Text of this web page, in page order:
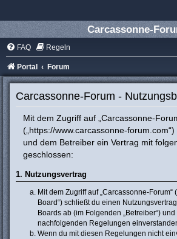
Carcassonne-
FAQ Regeln
Portal Forum
Carcassonne-Forum -
Mit dem Zugriff auf „Carcassonne-
(„https://www.carcassonne-
und dem Betreiber ein Vertrag mit
geschlossen:
1. Nutzungsvertrag
Mit dem Zugriff auf „Carcassonne-Forum“
Board“) schließt du einen
Boards ab (im Folgenden „Betreiber“)
nachfolgenden Regelungen
Wenn du mit diesen Regelungen nicht